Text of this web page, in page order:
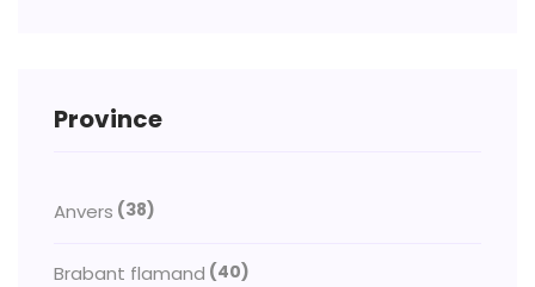
Province
Anvers (38)
Brabant flamand (40)